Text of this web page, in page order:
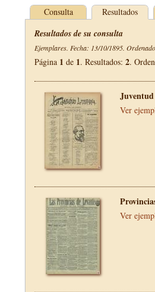
Consulta Resultados
Resultados de su consulta
Ejemplares. Fecha: 13/10/1895.
Página 1 de 1. Resultados: 2.
Ver
Ver